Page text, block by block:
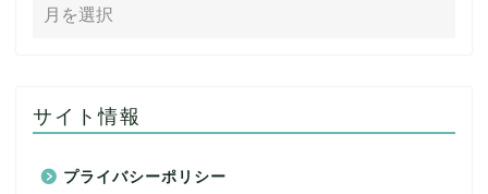
サイト情報
プライバシーポリシー